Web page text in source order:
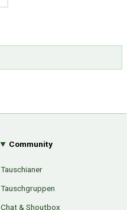
Community
Tauschianer
Tauschgruppen
Chat & Shoutbox